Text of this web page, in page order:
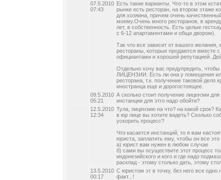
07.5.2010
07:43
Есть такие варианты. Что-то в этом
рынке есть ресторан, на втором этаже
для хозяина, причем очень
моему.Очень много ресторанов, в
лет, в собственность. Есть целые
с 6-12 апартаментами и общи двором).
Так что все зависит от вашего
рестораны, которые продаются вместе
официантами и хорошей репутацией.
Отдельно хочу вас предупредить,
ЛИЦЕНЗИИ. Есть ли она у помещения
ресторана, т.к. получение таковой дело
иностранца еще и дорогостоящее.
09.5.2010
05:21
А сколько стоит получение лицензии
инстанции для этго надо обойти?
12.5.2010
12:34
Тула, лицензию на что? на какой срок?
в юр лице вы хотите видеть? Сколько
ускорить процесс?
Что касается инстанций, то я вам
юриста, заплатить ему, чтобы он все
а) юрист вам нужен в любом случае
б) сами вы осуществите этот процесс
индонезийского и кого и где надо
расклад - этому столько дать, этому
13.5.2010
00:17
С юристом эт в точку, без него все одно
факт...!